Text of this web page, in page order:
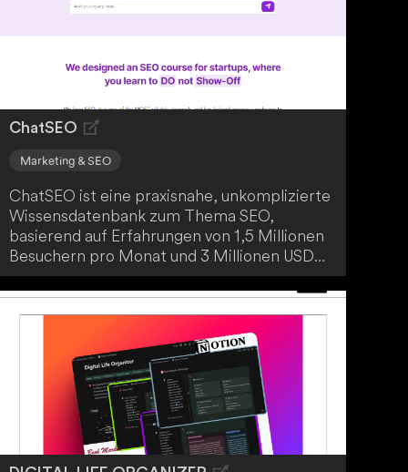
die dein Business und das Kundenerlebnis
ChatSEO
Marketing & SEO
ChatSEO ist eine praxisnahe, unkomplizierte
Wissensdatenbank zum Thema SEO,
basierend auf Erfahrungen von 1,5 Millionen
Besuchern pro Monat und 3 Millionen USD
Jahresumsatz, komplett eigenfinanziert.
Dieses Tool wurde entwickelt, um all deine
Anliegen zu beantworten und dir SEO
ausschließlich mit dieser Wissensbasis
beizubringen. Profitiere von diesem
einzigartigen Tool und erweitere dein SEO-